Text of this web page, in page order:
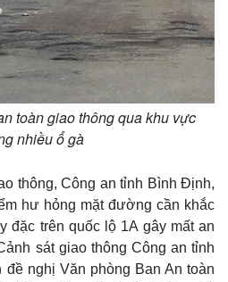
toàn giao thông qua khu vực
nhiều ổ gà
thông, Công an tỉnh Bình Định,
hư hỏng mặt đường cần khắc
đặc trên quốc lộ 1A gây mất an
sát giao thông Công an tỉnh
nghị Văn phòng Ban An toàn